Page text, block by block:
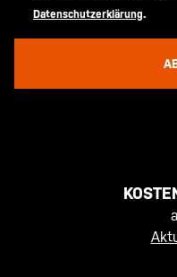
Datenschutzerklärung.